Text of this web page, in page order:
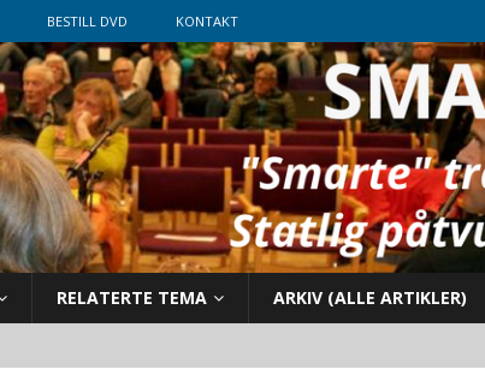
BESTILL DVD KONTAKT
RELATERTE TEMA ARKIV (ALLE ARTIKLER)